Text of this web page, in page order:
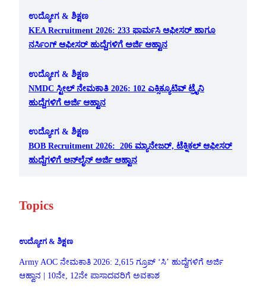
ಉದ್ಯೋಗ & ಶಿಕ್ಷಣ
KEA Recruitment 2026: 233 ಫಾರ್ಮಸಿ ಆಫೀಸರ್ ಹಾಗೂ
ನರ್ಸಿಂಗ್ ಆಫೀಸರ್ ಹುದ್ದೆಗಳಿಗೆ ಅರ್ಜಿ ಆಹ್ವಾನ
ಉದ್ಯೋಗ & ಶಿಕ್ಷಣ
NMDC ಸ್ಟೀಲ್ ನೇಮಕಾತಿ 2026: 102 ಎಕ್ಸಿಕ್ಯೂಟಿವ್ ಟ್ರೈನಿ
ಹುದ್ದೆಗಳಿಗೆ ಅರ್ಜಿ ಆಹ್ವಾನ
ಉದ್ಯೋಗ & ಶಿಕ್ಷಣ
BOB Recruitment 2026: 206 ಮ್ಯಾನೇಜರ್, ಟೆಕ್ನಿಕಲ್ ಆಫೀಸರ್
ಹುದ್ದೆಗಳಿಗೆ ಆನ್‌ಲೈನ್ ಅರ್ಜಿ ಆಹ್ವಾನ
Topics
ಉದ್ಯೋಗ & ಶಿಕ್ಷಣ
Army AOC ನೇಮಕಾತಿ 2026: 2,615 ಗ್ರೂಪ್ ‘ಸಿ’ ಹುದ್ದೆಗಳಿಗೆ ಅರ್ಜಿ
ಆಹ್ವಾನ | 10ನೇ, 12ನೇ ಪಾಸಾದವರಿಗೆ ಅವಕಾಶ